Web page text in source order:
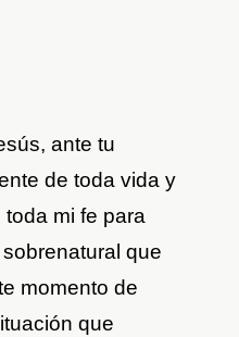
ante tu
de toda vida y
mi fe para
que
momento de
que